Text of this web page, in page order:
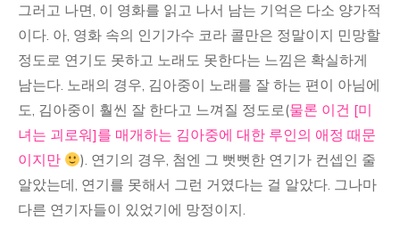
그러고 나면, 이 영화를 읽고 나서 남는 기억은 다소 양가적
이다. 아, 영화 속의 인기가수 코라 콜만은 정말이지 민망할
정도로 연기도 못하고 노래도 못한다는 느낌은 확실하게
남는다. 노래의 경우, 김아중이 노래를 잘 하는 편이 아님에
도, 김아중이 훨씬 잘 한다고 느껴질 정도로(물론 이건 [미
녀는 괴로워]를 매개하는 김아중에 대한 루인의 애정 때문
이지만
). 연기의 경우, 첨엔 그 뻣뻣한 연기가 컨셉인 줄
알았는데, 연기를 못해서 그런 거였다는 걸 알았다. 그나마
다른 연기자들이 있었기에 망정이지.